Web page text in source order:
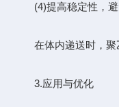
(4)提高稳定性，避
在体内递送时，聚乙
3.应用与优化